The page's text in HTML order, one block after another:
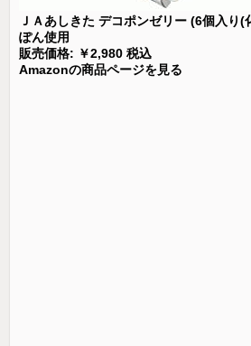
ＪＡあしきた デコポンゼリー (6個入り(
ぽん使用
販売価格: ￥2,980 税込
Amazonの商品ページを見る